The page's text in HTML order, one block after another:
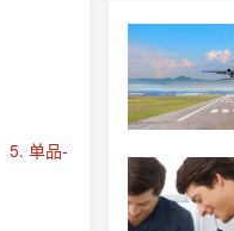
5. 单品-